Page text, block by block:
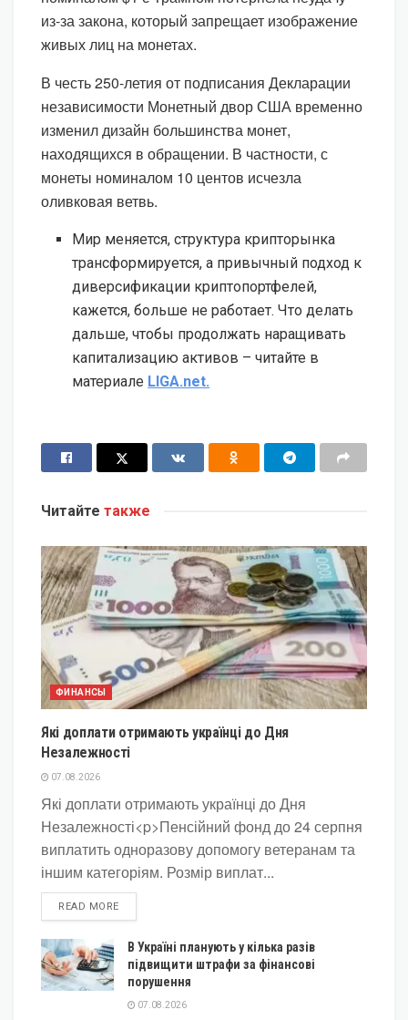
из-за закона, который запрещает изображение
живых лиц на монетах.
В честь 250-летия от подписания Декларации
независимости Монетный двор США временно
изменил дизайн большинства монет,
находящихся в обращении. В частности, с
монеты номиналом 10 центов исчезла
оливковая ветвь.
Мир меняется, структура крипторынка
трансформируется, а привычный подход к
диверсификации криптопортфелей,
кажется, больше не работает. Что делать
дальше, чтобы продолжать наращивать
капитализацию активов – читайте в
материале LIGA.net.
Читайте также
ФИНАНСЫ
Які доплати отримають українці до Дня
Незалежності
07.08.2026
Які доплати отримають українці до Дня
Незалежності<p>Пенсійний фонд до 24 серпня
виплатить одноразову допомогу ветеранам та
іншим категоріям. Розмір виплат...
READ MOREDETAILS
В Україні планують у кілька разів
підвищити штрафи за фінансові
порушення
07.08.2026